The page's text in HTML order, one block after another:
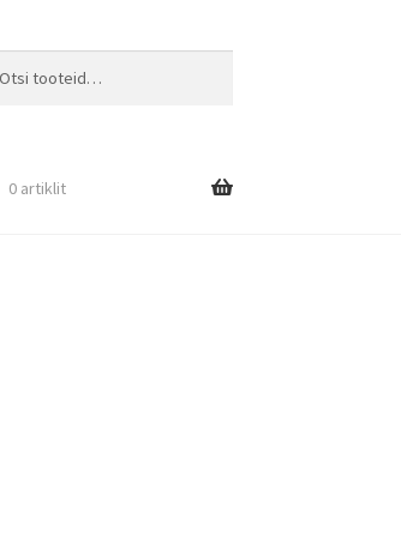
0 artiklit